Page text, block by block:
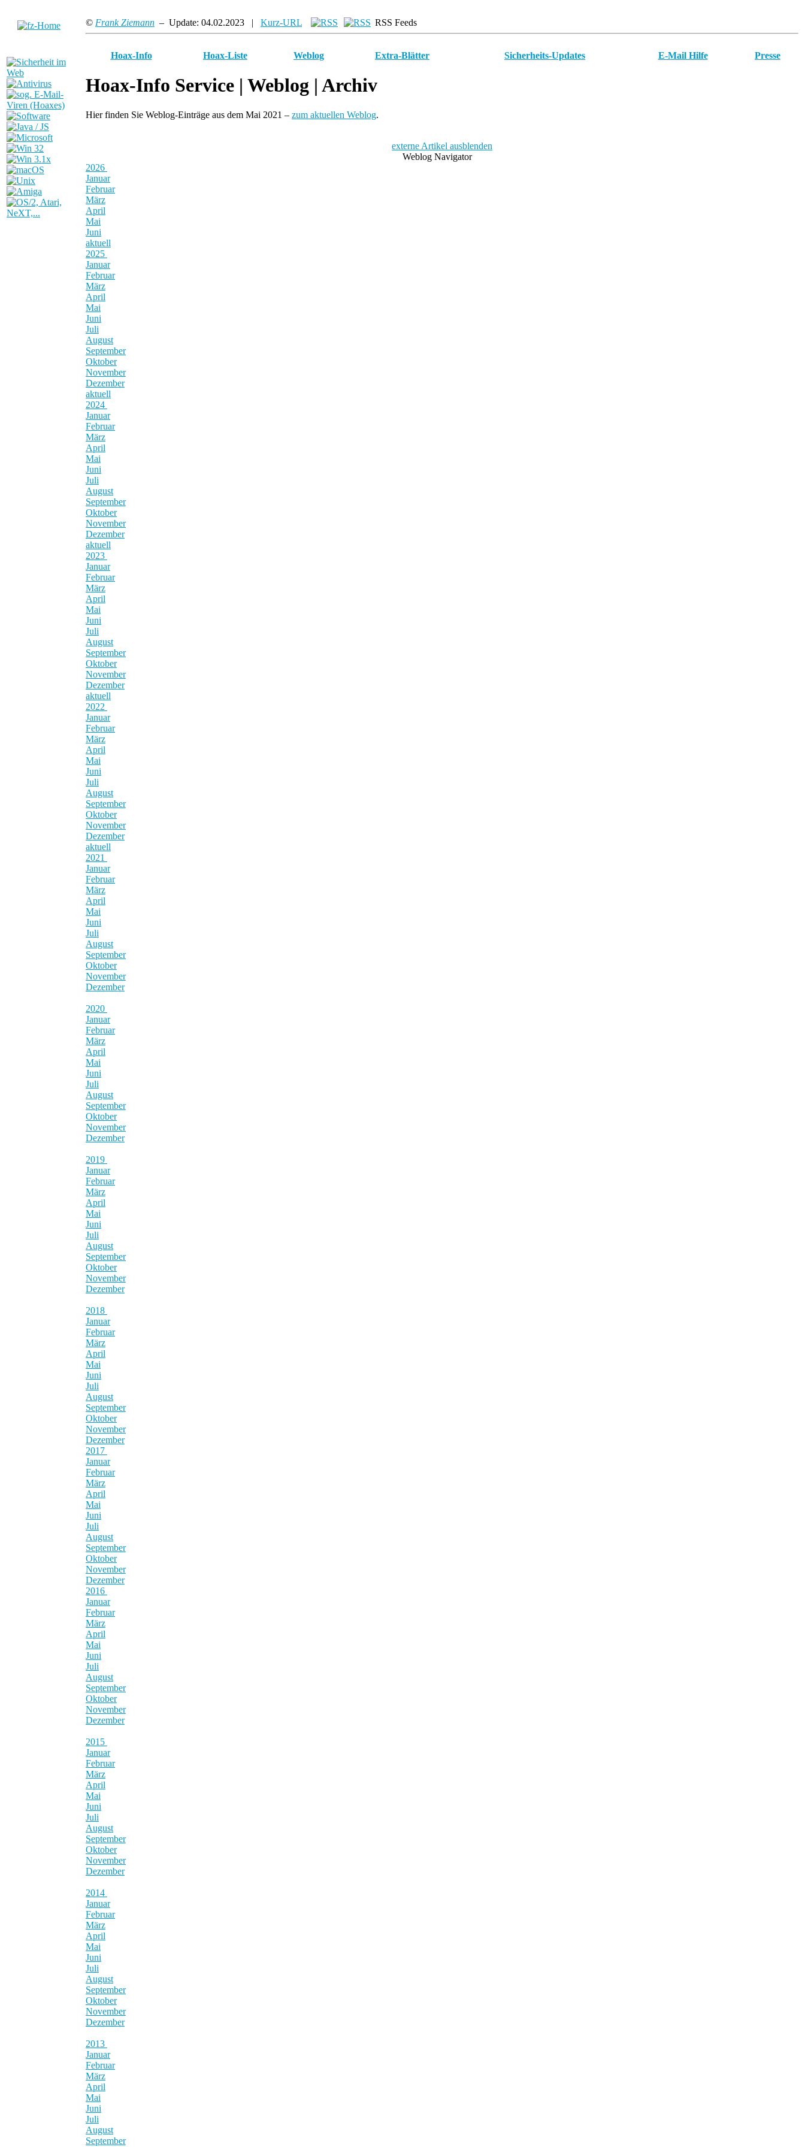
© Frank Ziemann – Update: 04.02.2023 | Kurz-URL RSS Feeds
Hoax-Info Hoax-Liste Weblog Extra-Blätter Sicherheits-Updates E-Mail Hilfe Presse
Hoax-Info Service | Weblog | Archiv
Hier finden Sie Weblog-Einträge aus dem Mai 2021 – zum aktuellen Weblog.
externe Artikel ausblenden
Weblog Navigator
2026
Januar
Februar
März
April
Mai
Juni
aktuell
2025
Januar
Februar
März
April
Mai
Juni
Juli
August
September
Oktober
November
Dezember
aktuell
2024
Januar
Februar
März
April
Mai
Juni
Juli
August
September
Oktober
November
Dezember
aktuell
2023
Januar
Februar
März
April
Mai
Juni
Juli
August
September
Oktober
November
Dezember
aktuell
2022
Januar
Februar
März
April
Mai
Juni
Juli
August
September
Oktober
November
Dezember
aktuell
2021
Januar
Februar
März
April
Mai
Juni
Juli
August
September
Oktober
November
Dezember
2020
Januar
Februar
März
April
Mai
Juni
Juli
August
September
Oktober
November
Dezember
2019
Januar
Februar
März
April
Mai
Juni
Juli
August
September
Oktober
November
Dezember
2018
Januar
Februar
März
April
Mai
Juni
Juli
August
September
Oktober
November
Dezember
2017
Januar
Februar
März
April
Mai
Juni
Juli
August
September
Oktober
November
Dezember
2016
Januar
Februar
März
April
Mai
Juni
Juli
August
September
Oktober
November
Dezember
2015
Januar
Februar
März
April
Mai
Juni
Juli
August
September
Oktober
November
Dezember
2014
Januar
Februar
März
April
Mai
Juni
Juli
August
September
Oktober
November
Dezember
2013
Januar
Februar
März
April
Mai
Juni
Juli
August
September